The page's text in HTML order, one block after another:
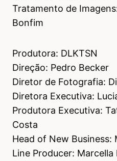
Tratamento de
Bonfim
Produtora: DLKTSN
Direção: Pedro Becker
Diretor de Fotografia:
Diretora Executiva:
Produtora Executiva:
Costa
Head of New Business:
Line Producer: Marcella